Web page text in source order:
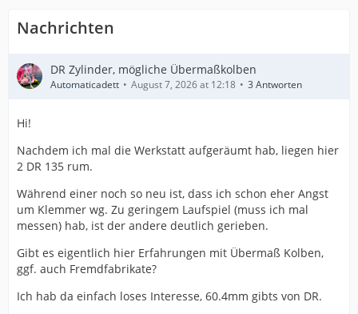
Nachrichten
DR Zylinder, mögliche Übermaßkolben
Automaticadett August 7, 2026 at 12:18 3 Antworten
Hi!
Nachdem ich mal die Werkstatt aufgeräumt hab, liegen hier
2 DR 135 rum.
Während einer noch so neu ist, dass ich schon eher Angst
um Klemmer wg. Zu geringem Laufspiel (muss ich mal
messen) hab, ist der andere deutlich gerieben.
Gibt es eigentlich hier Erfahrungen mit Übermaß Kolben,
ggf. auch Fremdfabrikate?
Ich hab da einfach loses Interesse, 60.4mm gibts von DR.